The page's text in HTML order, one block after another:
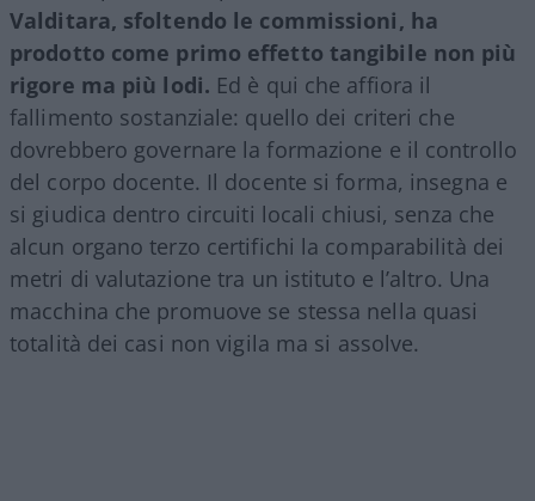
Valditara, sfoltendo le commissioni, ha
prodotto come primo effetto tangibile non più
rigore ma più lodi. Ed è qui che affiora il
fallimento sostanziale: quello dei criteri che
dovrebbero governare la formazione e il controllo
del corpo docente. Il docente si forma, insegna e
si giudica dentro circuiti locali chiusi, senza che
alcun organo terzo certifichi la comparabilità dei
metri di valutazione tra un istituto e l’altro. Una
macchina che promuove se stessa nella quasi
totalità dei casi non vigila ma si assolve.